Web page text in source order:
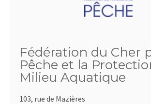
Fédération du Cher
Pêche et la
Milieu Aquatique
103, rue de Mazières